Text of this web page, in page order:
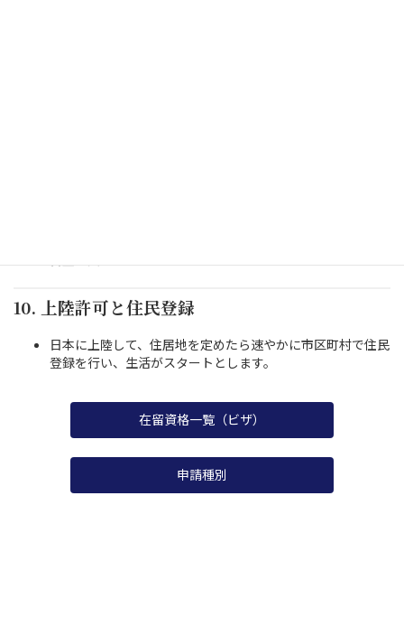
10. 上陸許可と住民登録
日本に上陸して、住居地を定めたら速やかに市区町村で住民
登録を行い、生活がスタートとします。
在留資格一覧（ビザ）
申請種別